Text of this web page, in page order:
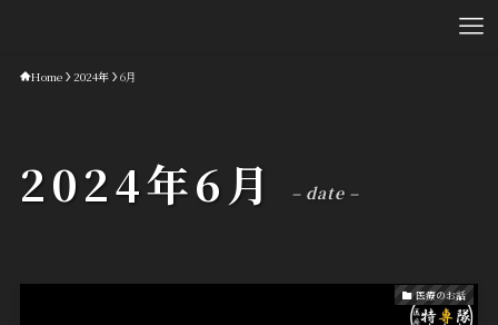
Home 2024年 6月
2024年6月 – date –
医療のお話